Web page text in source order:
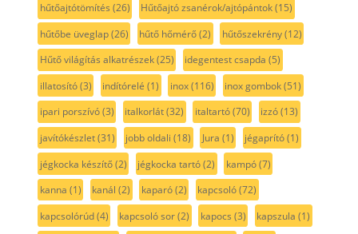
hűtőajtótömítés (26) Hűtőajtó zsanérok/ajtópántok(15)
hűtőbe üveglap(26) hűtő hőmérő(2) hűtőszekrény(12)
Hűtő világítás alkatrészek(25) idegentest csapda (5)
illatosító(3) indítórelé (1) inox(116) inox gombok(51)
ipari porszívó(3) italkorlát(32) italtartó(70) izzó(13)
javítókészlet(31) jobb oldali (18) Jura (1) jégaprító(1)
jégkocka készítő(2) jégkocka tartó(2) kampó(7)
kanna (1) kanál (2) kaparó(2) kapcsoló(72)
kapcsolórúd(4) kapcsoló sor(2) kapocs (3) kapszula (1)